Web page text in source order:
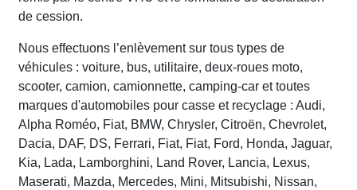
de cession.
Nous effectuons l’enlèvement sur tous types de
véhicules : voiture, bus, utilitaire, deux-roues moto,
scooter, camion, camionnette, camping-car et toutes
marques d'automobiles pour casse et recyclage : Audi,
Alpha Roméo, Fiat, BMW, Chrysler, Citroën, Chevrolet,
Dacia, DAF, DS, Ferrari, Fiat, Fiat, Ford, Honda, Jaguar,
Kia, Lada, Lamborghini, Land Rover, Lancia, Lexus,
Maserati, Mazda, Mercedes, Mini, Mitsubishi, Nissan,